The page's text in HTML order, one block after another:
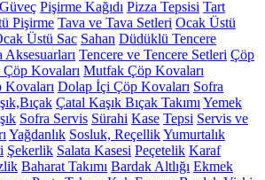
Güveç Pişirme Kağıdı Pizza Tepsisi Tart
Pişirme Tava ve Tava Setleri Ocak Üstü
Üstü Sac Sahan Düdüklü Tencere
Aksesuarları Tencere ve Tencere Setleri Çöp
Kovaları Mutfak Çöp Kovaları
Dolap İçi Çöp Kovaları Sofra
Çatal Kaşık Bıçak Takımı Yemek
Sofra Servis Sürahi Kase Tepsi Servis ve
Yağdanlık Sosluk, ReçellikYumurtalık
Şekerlik Salata Kasesi Peçetelik Karaf
Baharat Takımı Bardak Altlığı Ekmek